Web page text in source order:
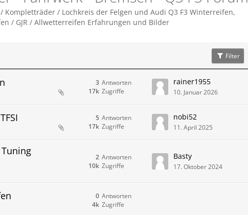
Kompletträder / Lochkreis der Felgen und Audi Q3 F3 Winterreifen,
/ GJR / Allwetterreifen Erfahrungen und Bilder
Filter
Antworten
3
Zugriffe
17k
rainer1955
10. Januar 2026
Antworten
5
Zugriffe
17k
nobi52
11. April 2025
Tuning
Antworten
2
Zugriffe
10k
Basty
17. Oktober 2024
Antworten
0
Zugriffe
4k